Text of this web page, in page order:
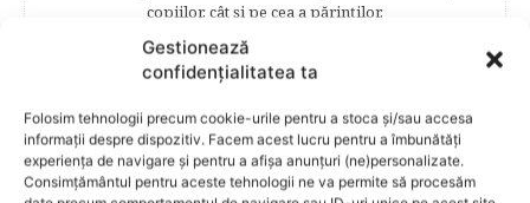
Gestionează
confidențialitatea ta
Folosim tehnologii precum cookie-urile pentru a stoca și/sau accesa
informații despre dispozitiv. Facem acest lucru pentru a îmbunătăți
experiența de navigare și pentru a afișa anunțuri (ne)personalizate.
Consimțământul pentru aceste tehnologii ne va permite să procesăm
copiilor, cât şi pe cea a părinţilor.
RELATED POSTS